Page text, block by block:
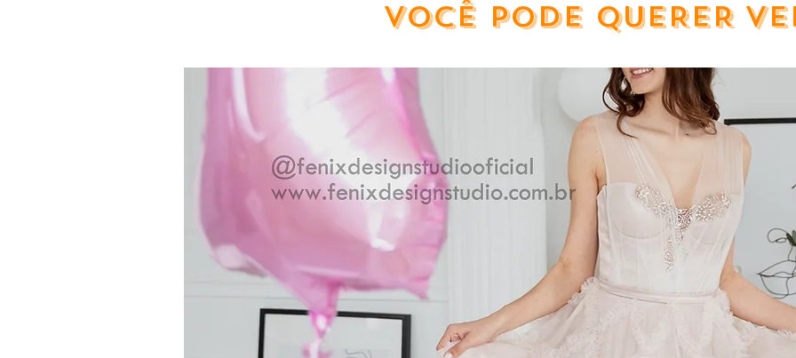
VOCÊ PODE QUERER